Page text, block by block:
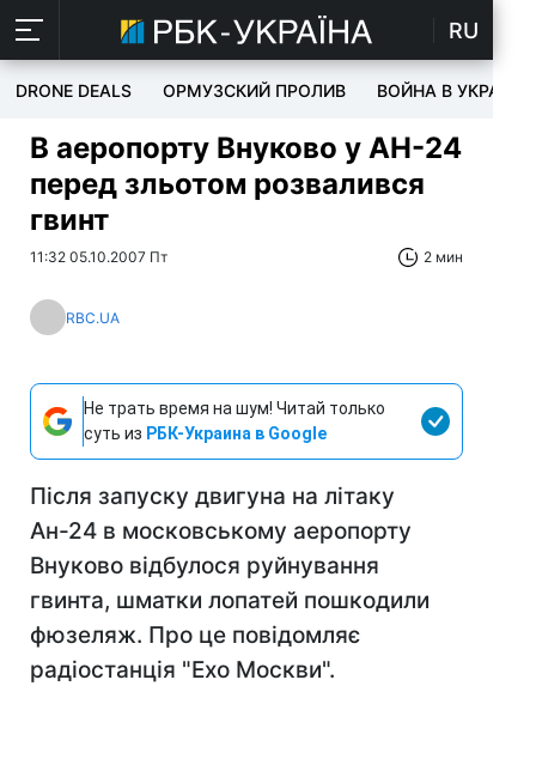
RU
DRONE DEALS ОРМУЗСКИЙ ПРОЛИВ ВОЙНА В УКРАИНЕ
В аеропорту Внуково у АН-24
перед зльотом розвалився
гвинт
11:32 05.10.2007 Пт 2 мин
RBC.UA
Не трать время на шум! Читай только
суть из РБК-Украина в Google
Після запуску двигуна на літаку
Ан-24 в московському аеропорту
Внуково відбулося руйнування
гвинта, шматки лопатей пошкодили
фюзеляж. Про це повідомляє
радіостанція "Ехо Москви".